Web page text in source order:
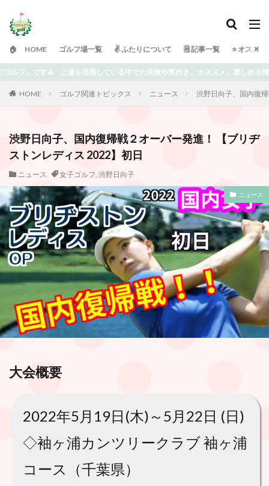
🏠 HOME ゴルフ場一覧 ✌️ ふたりについて 🗒 記事一覧 ⭐️ オスス
気付き、オススメ、楽しめる情報を書いていきます⭐️ どうぞよろしくお願い
HOME ゴルフ関連トピックス ニュース 渋野日向子、国内復
渋野日向子、国内復帰戦２オーバー発進！ 【ブリヂ
ストンレディス 2022】初日
ニュース 女子ゴルフ, 渋野日向子
ニュース
大会概要
2022年5月19日(木)～5月22日 (日)
◇袖ヶ浦カンツリークラブ 袖ヶ浦
コース（千葉県）